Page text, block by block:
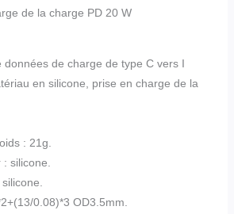
de la charge PD 20 W
données de charge de type C vers I
en silicone, prise en charge de la
: 21g.
silicone.
0.08)*3 OD3.5mm.